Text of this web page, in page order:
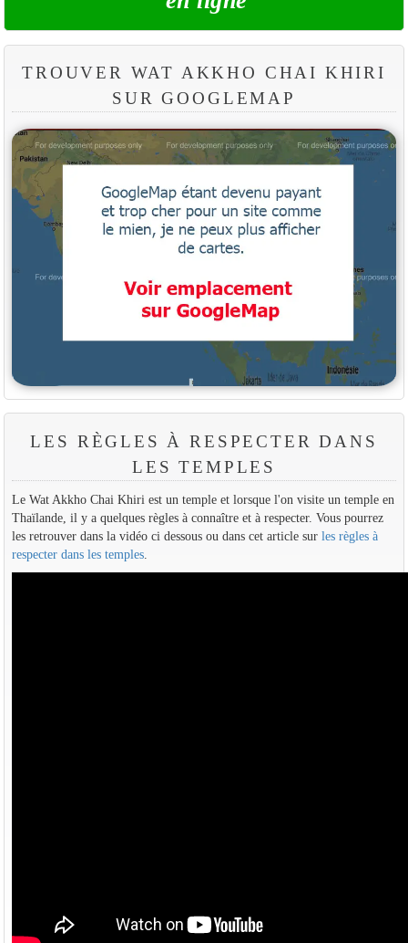
TROUVER WAT AKKHO CHAI KHIRI
SUR GOOGLEMAP
LES RÈGLES À RESPECTER DANS
LES TEMPLES
Le Wat Akkho Chai Khiri est un temple et lorsque l'on visite un temple en
Thaïlande, il y a quelques règles à connaître et à respecter. Vous pourrez
les retrouver dans la vidéo ci dessous ou dans cet article sur les règles à
respecter dans les temples.